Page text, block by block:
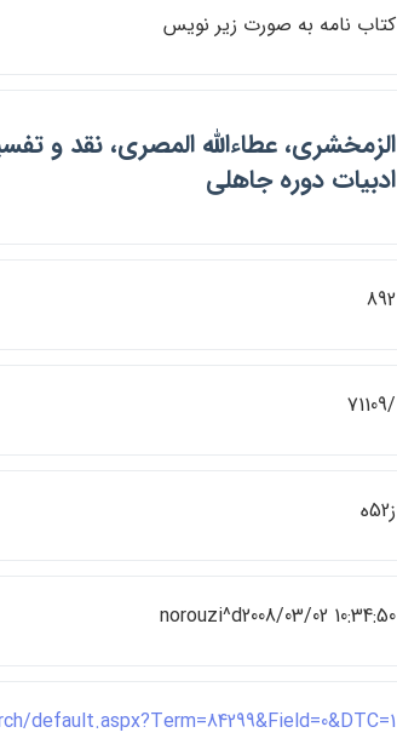
كتاب نامه به صورت زير نويس
الزمخشري، عطاءالله المصري، نقد و
ادبيات دوره جاهلي
892
/71109
ز52ه
norouzi^d2008/03/02 10:34:50
default.aspx?Term=84299&Field=0&DTC=1